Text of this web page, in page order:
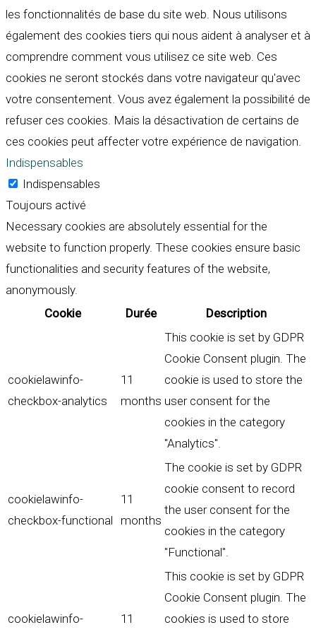
les fonctionnalités de base du site web. Nous utilisons
également des cookies tiers qui nous aident à analyser et à
comprendre comment vous utilisez ce site web. Ces
cookies ne seront stockés dans votre navigateur qu'avec
votre consentement. Vous avez également la possibilité de
refuser ces cookies. Mais la désactivation de certains de
ces cookies peut affecter votre expérience de navigation.
Indispensables
Indispensables
Toujours activé
Necessary cookies are absolutely essential for the
website to function properly. These cookies ensure basic
functionalities and security features of the website,
anonymously.
Cookie
Durée Description
cookielawinfo-
checkbox-analytics
11
months
This cookie is set by GDPR
Cookie Consent plugin. The
cookie is used to store the
user consent for the
cookies in the category
"Analytics".
cookielawinfo-
checkbox-functional
11
months
The cookie is set by GDPR
cookie consent to record
the user consent for the
cookies in the category
"Functional".
cookielawinfo-
11
This cookie is set by GDPR
Cookie Consent plugin. The
cookies is used to store